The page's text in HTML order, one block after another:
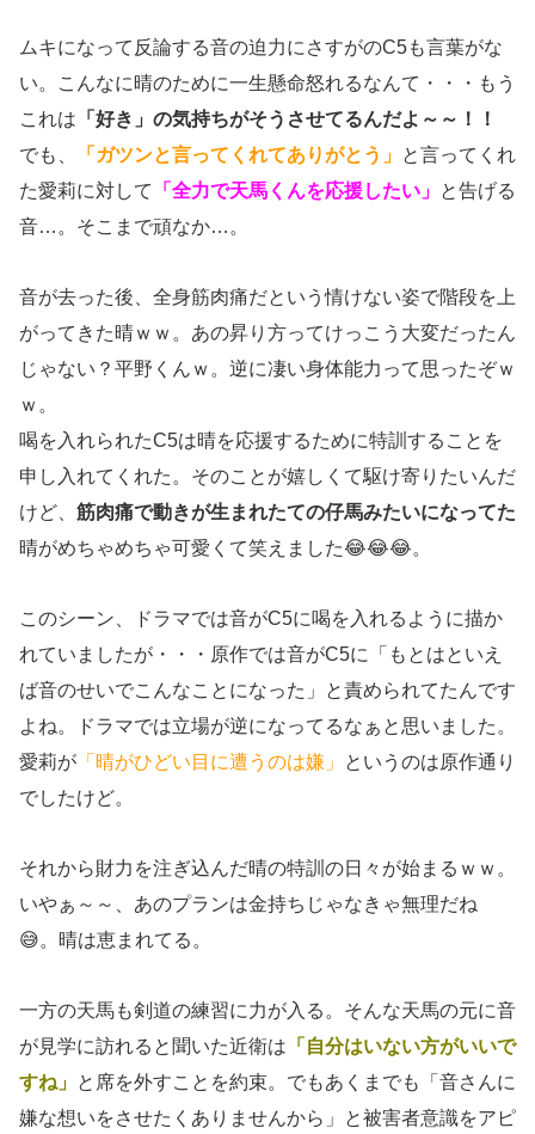
ムキになって反論する音の迫力にさすがのC5も言葉がな
い。こんなに晴のために一生懸命怒れるなんて・・・もう
これは 「好き」の気持ちがそうさせてるんだよ～～！！
でも、
「ガツンと言ってくれてありがとう」 と言ってくれ
た愛莉に対して
「全力で天馬くんを応援したい」 と告げる
音…。そこまで頑なか…。
音が去った後、全身筋肉痛だという情けない姿で階段を上
がってきた晴ｗｗ。あの昇り方ってけっこう大変だったん
じゃない？平野くんｗ。逆に凄い身体能力って思ったぞｗ
ｗ。
喝を入れられたC5は晴を応援するために特訓することを
申し入れてくれた。そのことが嬉しくて駆け寄りたいんだ
けど、 筋肉痛で動きが生まれたての仔馬みたいになってた
晴がめちゃめちゃ可愛くて笑えました😂😂😂。
このシーン、ドラマでは音がC5に喝を入れるように描か
れていましたが・・・原作では音がC5に「もとはといえ
ば音のせいでこんなことになった」と責められてたんです
よね。ドラマでは立場が逆になってるなぁと思いました。
愛莉が 「晴がひどい目に遭うのは嫌」
というのは原作通り
でしたけど。
それから財力を注ぎ込んだ晴の特訓の日々が始まるｗｗ。
いやぁ～～、あのプランは金持ちじゃなきゃ無理だね
😅。晴は恵まれてる。
一方の天馬も剣道の練習に力が入る。そんな天馬の元に音
が見学に訪れると聞いた近衛は 「自分はいない方がいいで
すね」 と席を外すことを約束。でもあくまでも「音さんに
嫌な想いをさせたくありませんから」と被害者意識をアピ